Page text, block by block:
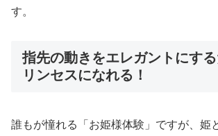
す。
指先の動きをエレガントにす
リンセスになれる！
誰もが憧れる「お姫様体験」ですが、姫